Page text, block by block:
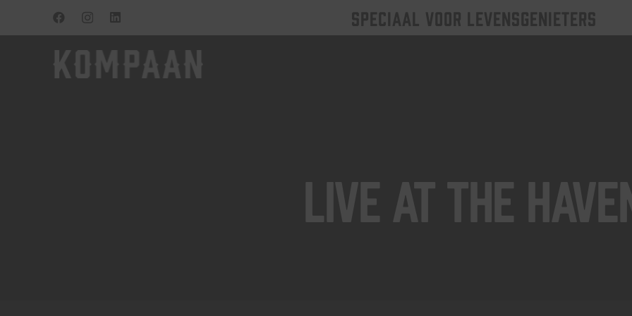
SPECIAAL VOOR LEVENSGENIETERS
Live At The